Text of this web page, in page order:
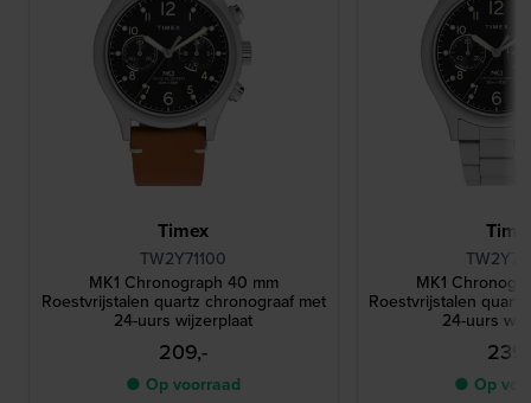
Timex
TW2Y71100
MK1 Chronograph 40 mm
Roestvrijstalen quartz chronograaf met
24-uurs wijzerplaat
209,-
● Op voorraad
MK1
Roestvrijstalen
24-uurs
● Op